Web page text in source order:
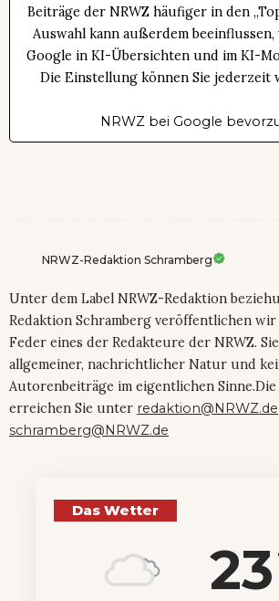
Beiträge der NRWZ häufiger in den
Auswahl kann außerdem
Google in KI-Übersichten und im KI-
Die Einstellung können Sie jederzeit
NRWZ bei Google
NRWZ-Redaktion Schramberg
Unter dem Label NRWZ-Redaktion
Redaktion Schramberg veröffentlichen
Feder eines der Redakteure der NRWZ.
allgemeiner, nachrichtlicher Natur und
Autorenbeiträge im eigentlichen Sinne.Die
erreichen Sie unter redaktion@NRWZ.de
schramberg@NRWZ.de
Das Wetter
23